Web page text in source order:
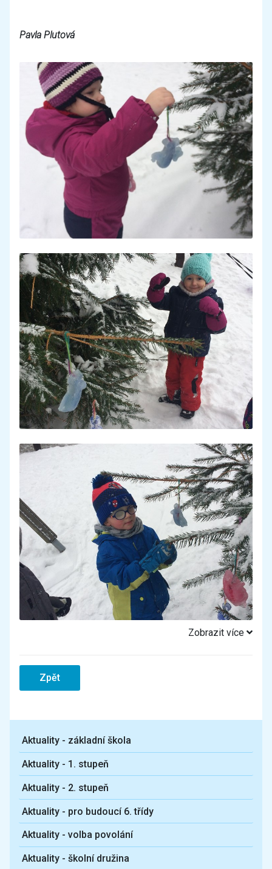
Aktuality - základní škola
Aktuality - 1. stupeň
Aktuality - 2. stupeň
Aktuality - pro budoucí 6. třídy
Aktuality - volba povolání
Aktuality - školní družina
Pavla Plutová
Zobrazit více
Zpět